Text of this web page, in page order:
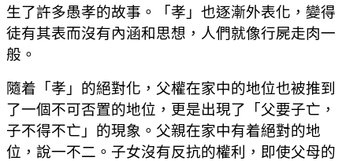
生了許多愚孝的故事。「孝」也逐漸外表化，變得
徒有其表而沒有內涵和思想，人們就像行屍走肉一
般。
隨着「孝」的絕對化，父權在家中的地位也被推到
了一個不可否置的地位，更是出現了「父要子亡，
子不得不亡」的現象。父親在家中有着絕對的地
位，說一不二。子女沒有反抗的權利，即使父母的